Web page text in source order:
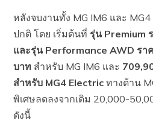
หลังจบงานทั้ง MG IM6 และ
ปกติ โดย เริ่มต้นที่ รุ่น Premium
และรุ่น Performance AWD รา
บาท สำหรับ MG IM6 และ
สำหรับ MG4 Electric ทางด้าน
พิเศษลดลงจากเดิม 20,000-
ดังนี้